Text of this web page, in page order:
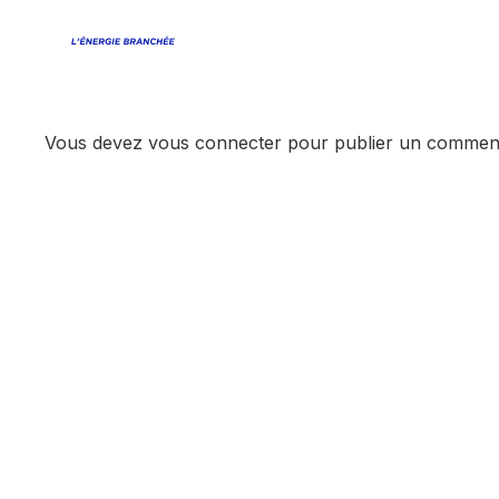
Vous devez vous connecter pour publier un